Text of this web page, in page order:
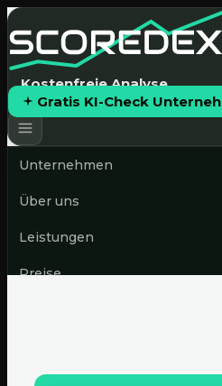
Kostenfreie Analyse
Gratis KI-Check
Unternehmen
Über uns
Leistungen
Preise